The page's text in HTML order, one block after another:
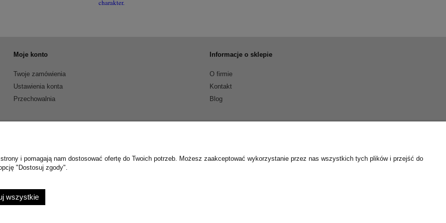
charakter.
Moje konto
Twoje zamówienia
Ustawienia konta
Przechowalnia
Informacje o sklepie
O firmie
Kontakt
Blog
i pomagają nam dostosować ofertę do Twoich potrzeb. Możesz zaakceptować wykorzystanie przez nas wszystkich tych plików i przejść do
"Dostosuj zgody".
wszystkie